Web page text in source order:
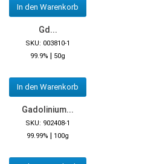
In den Warenkorb
Gd...
SKU: 003810-1
99.9% | 50g
In den Warenkorb
Gadolinium...
SKU: 902408-1
99.99% | 100g